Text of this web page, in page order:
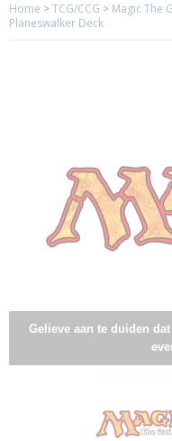
Home >TCG/CCG > Magic The
Planeswalker Deck
Gelieve aan te duiden